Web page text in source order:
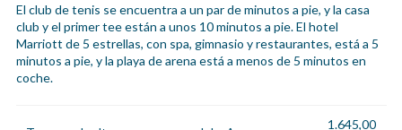
El club de tenis se encuentra a un par de minutos a pie, y la casa
club y el primer tee están a unos 10 minutos a pie. El hotel
Marriott de 5 estrellas, con spa, gimnasio y restaurantes, está a 5
minutos a pie, y la playa de arena está a menos de 5 minutos en
coche.
1.645,00